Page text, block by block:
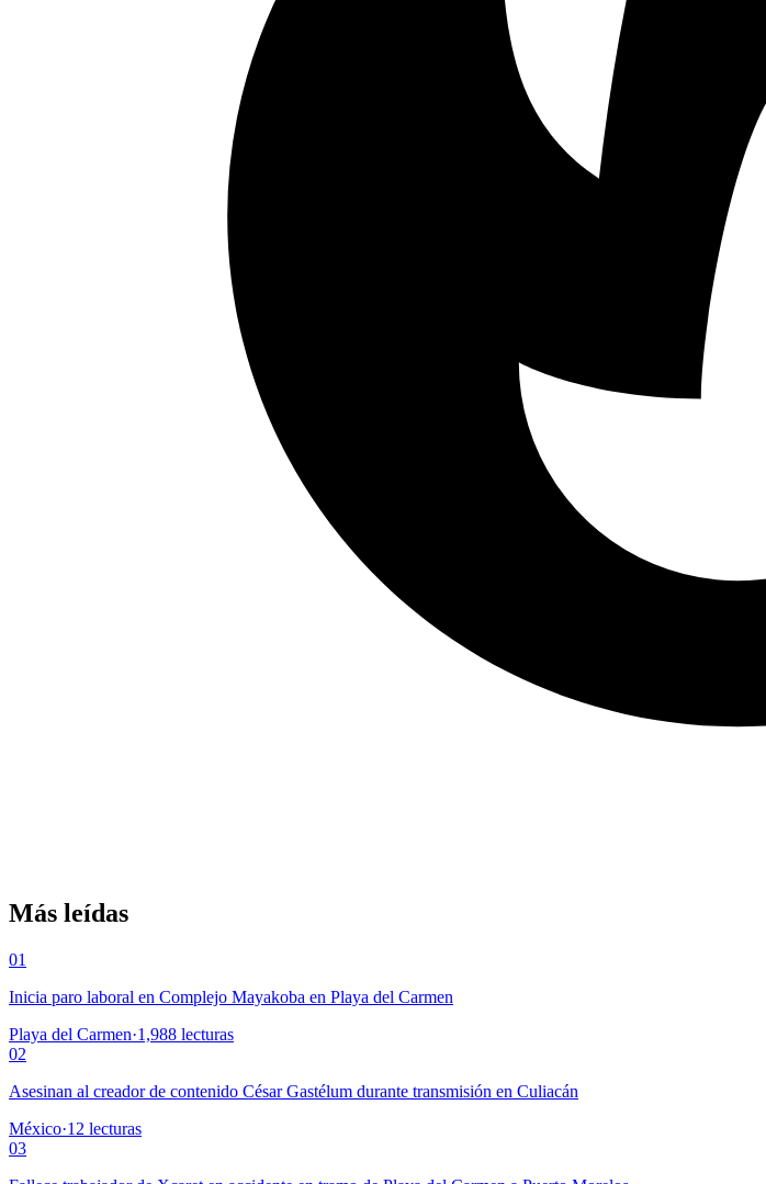
Más leídas
01
Inicia paro laboral en Complejo Mayakoba en Playa del Carmen
Playa del Carmen·1,988 lecturas
02
Asesinan al creador de contenido César Gastélum durante transmisión en Culiacán
México·12 lecturas
03